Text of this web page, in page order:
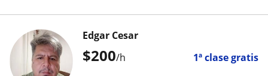
$200/h 1ª clase gratis
Edgar Cesar